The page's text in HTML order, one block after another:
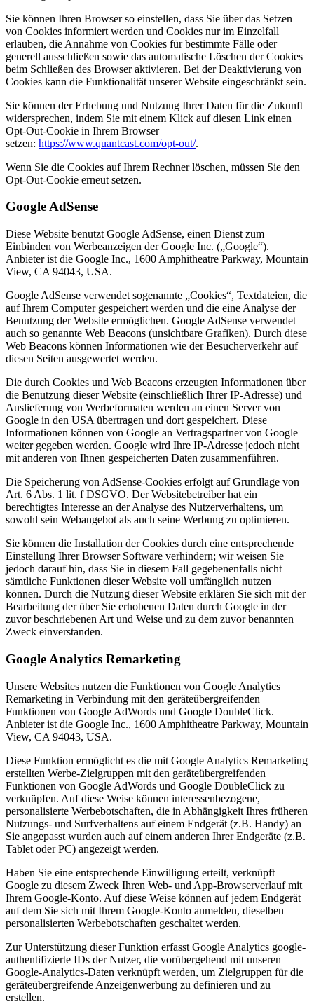
Sie können Ihren Browser so einstellen, dass Sie über das Setzen
von Cookies informiert werden und Cookies nur im Einzelfall
erlauben, die Annahme von Cookies für bestimmte Fälle oder
generell ausschließen sowie das automatische Löschen der Cookies
beim Schließen des Browser aktivieren. Bei der Deaktivierung von
Cookies kann die Funktionalität unserer Website eingeschränkt sein.
Sie können der Erhebung und Nutzung Ihrer Daten für die Zukunft
widersprechen, indem Sie mit einem Klick auf diesen Link einen
Opt-Out-Cookie in Ihrem Browser
setzen: https://www.quantcast.com/opt-out/.
Wenn Sie die Cookies auf Ihrem Rechner löschen, müssen Sie den
Opt-Out-Cookie erneut setzen.
Google AdSense
Diese Website benutzt Google AdSense, einen Dienst zum
Einbinden von Werbeanzeigen der Google Inc. („Google“).
Anbieter ist die Google Inc., 1600 Amphitheatre Parkway, Mountain
View, CA 94043, USA.
Google AdSense verwendet sogenannte „Cookies“, Textdateien, die
auf Ihrem Computer gespeichert werden und die eine Analyse der
Benutzung der Website ermöglichen. Google AdSense verwendet
auch so genannte Web Beacons (unsichtbare Grafiken). Durch diese
Web Beacons können Informationen wie der Besucherverkehr auf
diesen Seiten ausgewertet werden.
Die durch Cookies und Web Beacons erzeugten Informationen über
die Benutzung dieser Website (einschließlich Ihrer IP-Adresse) und
Auslieferung von Werbeformaten werden an einen Server von
Google in den USA übertragen und dort gespeichert. Diese
Informationen können von Google an Vertragspartner von Google
weiter gegeben werden. Google wird Ihre IP-Adresse jedoch nicht
mit anderen von Ihnen gespeicherten Daten zusammenführen.
Die Speicherung von AdSense-Cookies erfolgt auf Grundlage von
Art. 6 Abs. 1 lit. f DSGVO. Der Websitebetreiber hat ein
berechtigtes Interesse an der Analyse des Nutzerverhaltens, um
sowohl sein Webangebot als auch seine Werbung zu optimieren.
Sie können die Installation der Cookies durch eine entsprechende
Einstellung Ihrer Browser Software verhindern; wir weisen Sie
jedoch darauf hin, dass Sie in diesem Fall gegebenenfalls nicht
sämtliche Funktionen dieser Website voll umfänglich nutzen
können. Durch die Nutzung dieser Website erklären Sie sich mit der
Bearbeitung der über Sie erhobenen Daten durch Google in der
zuvor beschriebenen Art und Weise und zu dem zuvor benannten
Zweck einverstanden.
Google Analytics Remarketing
Unsere Websites nutzen die Funktionen von Google Analytics
Remarketing in Verbindung mit den geräteübergreifenden
Funktionen von Google AdWords und Google DoubleClick.
Anbieter ist die Google Inc., 1600 Amphitheatre Parkway, Mountain
View, CA 94043, USA.
Diese Funktion ermöglicht es die mit Google Analytics Remarketing
erstellten Werbe-Zielgruppen mit den geräteübergreifenden
Funktionen von Google AdWords und Google DoubleClick zu
verknüpfen. Auf diese Weise können interessenbezogene,
personalisierte Werbebotschaften, die in Abhängigkeit Ihres früheren
Nutzungs- und Surfverhaltens auf einem Endgerät (z.B. Handy) an
Sie angepasst wurden auch auf einem anderen Ihrer Endgeräte (z.B.
Tablet oder PC) angezeigt werden.
Haben Sie eine entsprechende Einwilligung erteilt, verknüpft
Google zu diesem Zweck Ihren Web- und App-Browserverlauf mit
Ihrem Google-Konto. Auf diese Weise können auf jedem Endgerät
auf dem Sie sich mit Ihrem Google-Konto anmelden, dieselben
personalisierten Werbebotschaften geschaltet werden.
Zur Unterstützung dieser Funktion erfasst Google Analytics google-
authentifizierte IDs der Nutzer, die vorübergehend mit unseren
Google-Analytics-Daten verknüpft werden, um Zielgruppen für die
geräteübergreifende Anzeigenwerbung zu definieren und zu
erstellen.